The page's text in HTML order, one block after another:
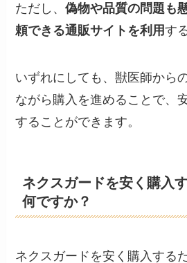
ただし、偽物や品質の問題も
頼できる通販サイトを利用す
いずれにしても、獣医師から
ながら購入を進めることで、
することができます。
ネクスガードを安く購入
何ですか？
ネクスガードを安く購入する